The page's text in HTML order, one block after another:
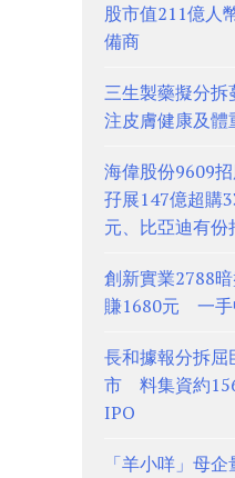
股市值211億人
備商
三生製藥擬分
注皮膚健康及體
海偉股份9609
孖展147億超購
元、比亞迪有份
創新實業2788
賺1680元 一手
長和據報分拆屈
市 料集資約
IPO
「羊小咩」母